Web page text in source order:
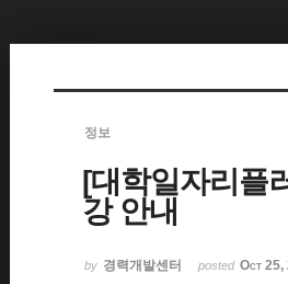
정보
[대학일자리플
강 안내
by 경력개발센터 posted Oct 25,
북5
북5